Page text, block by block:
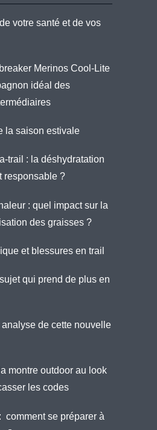
votre santé et de vos
Merinos Cool-Lite
idéal des
la saison estivale
trail : la déshydratation
responsable ?
: quel impact sur la
des graisses ?
et blessures en trail
qui prend de plus en
de cette nouvelle
montre outdoor au look
les codes
comment se préparer à